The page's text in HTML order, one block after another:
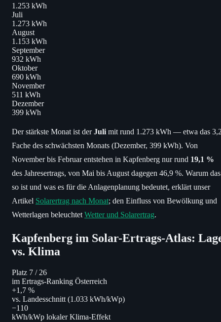
1.253 kWh
Juli
1.273 kWh
August
1.153 kWh
September
932 kWh
Oktober
690 kWh
November
511 kWh
Dezember
399 kWh
Der stärkste Monat ist derJuli mit rund 1.273 kWh — etwa das
Fache des schwächsten Monats (Dezember, 399 kWh). Von
November bis Februar entstehen in Kapfenberg nur rund 19,1 %
des Jahresertrags, von Mai bis August dagegen 46,9 %. Warum das
so ist und was es für die Anlagenplanung bedeutet, erklärt unser
Artikel Solarertrag nach Monat; den Einfluss von Bewölkung und
Wetterlagen beleuchtet Wetter und Solarertrag.
Kapfenberg im Solar-Ertrags-Atlas:
vs. Klima
Platz 7 / 26
im Ertrags-Ranking Österreich
+1,7 %
vs. Landesschnitt (1.033 kWh/kWp)
−110
kWh/kWp lokaler Klima-Effekt